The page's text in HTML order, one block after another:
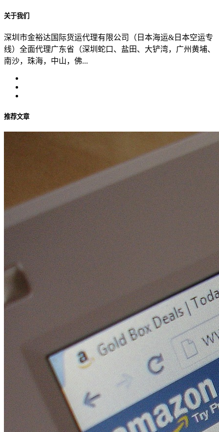
关于我们
深圳市金裕达国际货运代理有限公司（日本海运&日本空运专
线）全面代理广东省（深圳蛇口、盐田、大铲湾，广州黄埔、
南沙，珠海，中山，佛...
推荐文章